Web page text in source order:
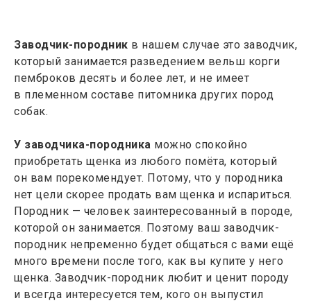
Заводчик-породник в нашем случае это заводчик,
который занимается разведением вельш корги
пемброков десять и более лет, и не имеет
в племенном составе питомника других пород
собак.
У заводчика-породника можно спокойно
приобретать щенка из любого помёта, который
он вам порекомендует. Потому, что у породника
нет цели скорее продать вам щенка и испариться.
Породник — человек заинтересованный в породе,
которой он занимается. Поэтому ваш заводчик-
породник непременно будет общаться с вами ещё
много времени после того, как вы купите у него
щенка. Заводчик-породник любит и ценит породу
и всегда интересуется тем, кого он выпустил